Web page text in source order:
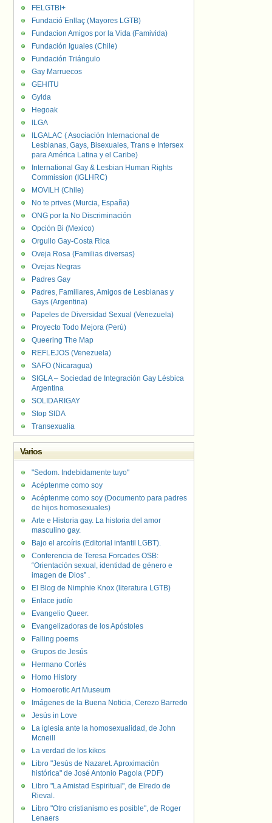
FELGTBI+
Fundació Enllaç (Mayores LGTB)
Fundacion Amigos por la Vida (Famivida)
Fundación Iguales (Chile)
Fundación Triángulo
Gay Marruecos
GEHITU
Gylda
Hegoak
ILGA
ILGALAC ( Asociación Internacional de
Lesbianas, Gays, Bisexuales, Trans e Intersex
para América Latina y el Caribe)
International Gay & Lesbian Human Rights
Commission (IGLHRC)
MOVILH (Chile)
No te prives (Murcia, España)
ONG por la No Discriminación
Opción Bi (Mexico)
Orgullo Gay-Costa Rica
Oveja Rosa (Familias diversas)
Ovejas Negras
Padres Gay
Padres, Familiares, Amigos de Lesbianas y
Gays (Argentina)
Papeles de Diversidad Sexual (Venezuela)
Proyecto Todo Mejora (Perú)
Queering The Map
REFLEJOS (Venezuela)
SAFO (Nicaragua)
SIGLA – Sociedad de Integración Gay Lésbica
Argentina
SOLIDARIGAY
Stop SIDA
Transexualia
Varios
"Sedom. Indebidamente tuyo"
Acéptenme como soy
Acéptenme como soy (Documento para padres
de hijos homosexuales)
Arte e Historia gay. La historia del amor
masculino gay.
Bajo el arcoíris (Editorial infantil LGBT).
Conferencia de Teresa Forcades OSB:
“Orientación sexual, identidad de género e
imagen de Dios” .
El Blog de Nimphie Knox (literatura LGTB)
Enlace judío
Evangelio Queer.
Evangelizadoras de los Apóstoles
Falling poems
Grupos de Jesús
Hermano Cortés
Homo History
Homoerotic Art Museum
Imágenes de la Buena Noticia, Cerezo Barredo
Jesús in Love
La iglesia ante la homosexualidad, de John
Mcneill
La verdad de los kikos
Libro "Jesús de Nazaret. Aproximación
histórica" de José Antonio Pagola (PDF)
Libro "La Amistad Espiritual", de Elredo de
Rieval.
Libro "Otro cristianismo es posible", de Roger
Lenaers